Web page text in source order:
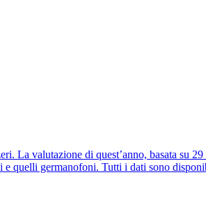
La valutazione di quest’anno, basata su
quelli germanofoni. Tutti i dati sono